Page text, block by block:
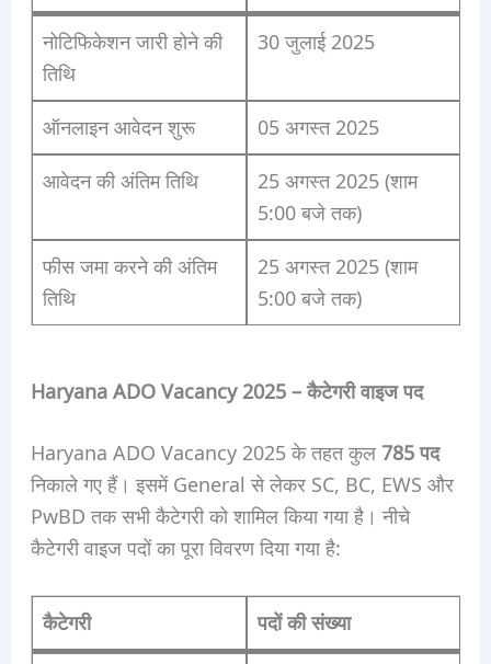
नोटिफिकेशन जारी होने की
तिथि
30 जुलाई 2025
ऑनलाइन आवेदन शुरू 05 अगस्त 2025
आवेदन की अंतिम तिथि
25 अगस्त 2025 (शाम
5:00 बजे तक)
फीस जमा करने की अंतिम
तिथि
25 अगस्त 2025 (शाम
5:00 बजे तक)
Haryana ADO Vacancy 2025 – कैटेगरी वाइज पद
Haryana ADO Vacancy 2025 के तहत कुल785 पद
निकाले गए हैं। इसमें General से लेकर SC, BC, EWS और
PwBD तक सभी कैटेगरी को शामिल किया गया है। नीचे
कैटेगरी वाइज पदों का पूरा विवरण दिया गया है:
कैटेगरी पदों की संख्या